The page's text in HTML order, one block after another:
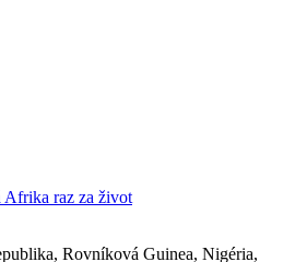
Rovníková Guinea, Nigéria,